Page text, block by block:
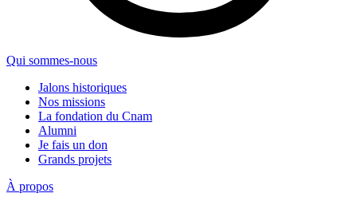
Qui sommes-nous
Jalons historiques
Nos missions
La fondation du Cnam
Alumni
Je fais un don
Grands projets
À propos